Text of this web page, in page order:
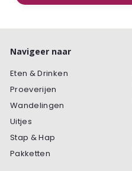
Navigeer naar
Eten & Drinken
Proeverijen
Wandelingen
Uitjes
Stap & Hap
Pakketten